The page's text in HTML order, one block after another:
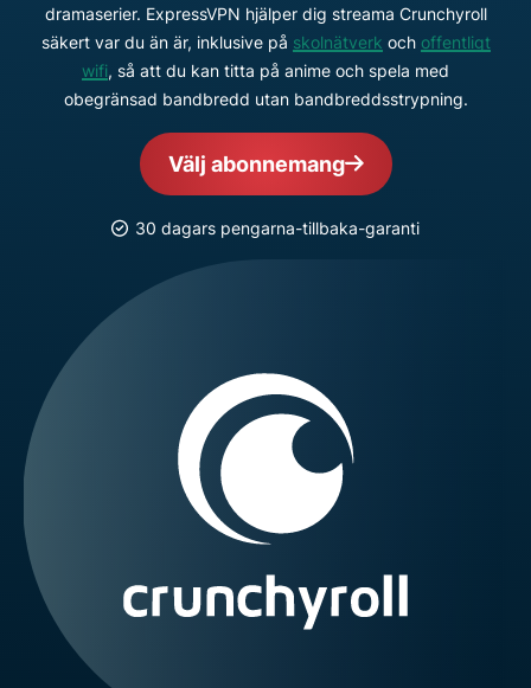
dramaserier. ExpressVPN hjälper dig streama Crunchyroll
säkert var du än är, inklusive på skolnätverk och offentligt
wifi, så att du kan titta på anime och spela med
obegränsad bandbredd utan bandbreddsstrypning.
Välj abonnemang
30 dagars pengarna-tillbaka-garanti